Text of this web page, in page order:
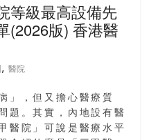
等級最高設備先
版) 香港醫
,醫院
」，但又擔心醫療質
題。其實，內地設有醫
醫院」可說是醫療水平